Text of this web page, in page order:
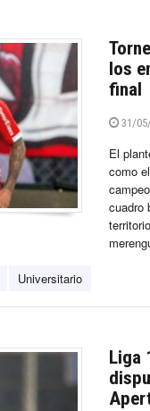
los
final
31/
El
como
cuadro
Universitario
Liga